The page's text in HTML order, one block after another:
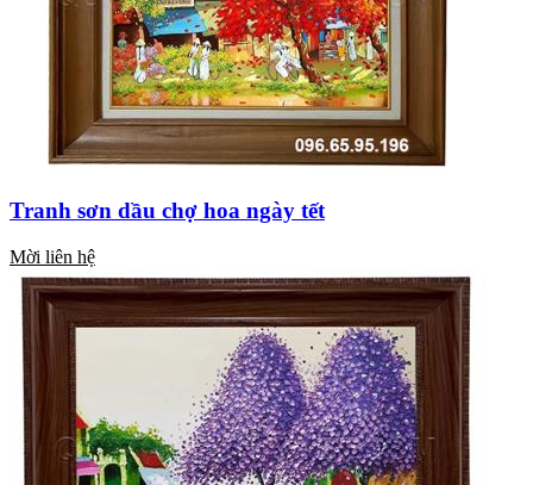
Tranh sơn dầu chợ hoa ngày tết
Mời liên hệ